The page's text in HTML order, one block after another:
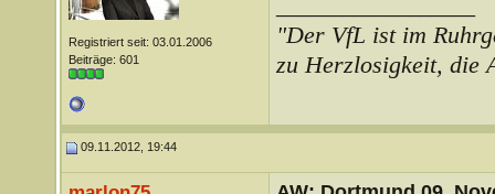
Registriert seit: 03.01.2006
Beiträge: 601
"Der VfL ist im
zu Herzlosigkeit, die
09.11.2012, 19:44